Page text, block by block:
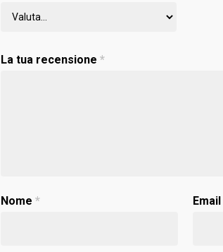
La tua recensione*
Nome* Email